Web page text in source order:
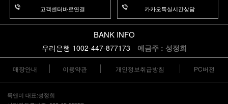
고객센터바로연결 카카오톡실시간상담
BANK INFO
우리은행 1002-447-877173 예금주 : 성정희
매장안내 이용약관 개인정보취급방침 PC버전
룩앤미 대표:성정희